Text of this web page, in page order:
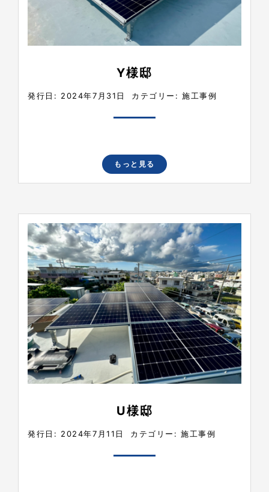
Y様邸
発行日: 2024年7月31日 カテゴリー:施工事例
もっと見る
U様邸
発行日: 2024年7月11日 カテゴリー:施工事例